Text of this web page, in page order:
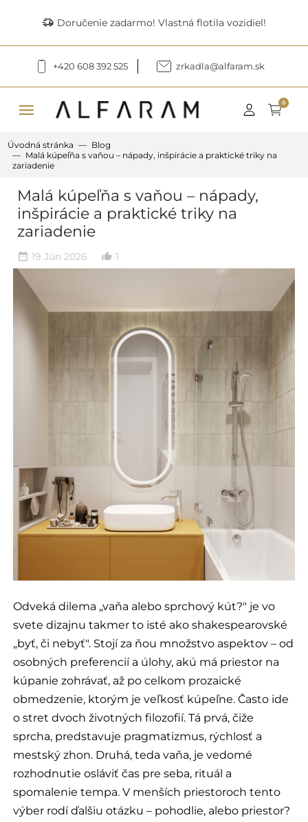
delivery_truck_speed Doručenie zadarmo! Vlastná flotila vozidiel!
+420 608 392 525 zrkadla@alfaram.sk
menu 0
Úvodná stránka
Blog
Malá kúpeľňa s vaňou – nápady, inšpirácie a praktické triky na
zariadenie
Malá kúpeľňa s vaňou – nápady,
inšpirácie a praktické triky na
zariadenie
date_range 19 Jún 2026 thumb_up_alt 1
Odveká dilema „vaňa alebo sprchový kút?" je vo
svete dizajnu takmer to isté ako shakespearovské
„byť, či nebyť". Stojí za ňou množstvo aspektov – od
osobných preferencií a úlohy, akú má priestor na
kúpanie zohrávať, až po celkom prozaické
obmedzenie, ktorým je veľkosť kúpeľne. Často ide
o stret dvoch životných filozofií. Tá prvá, čiže
sprcha, predstavuje pragmatizmus, rýchlosť a
mestský zhon. Druhá, teda vaňa, je vedomé
rozhodnutie osláviť čas pre seba, rituál a
spomalenie tempa. V menších priestoroch tento
výber rodí ďalšiu otázku – pohodlie, alebo priestor?